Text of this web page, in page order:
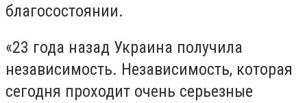
благосостоянии.
«23 года назад Украина получила
независимость. Независимость, которая
сегодня проходит очень серьезные